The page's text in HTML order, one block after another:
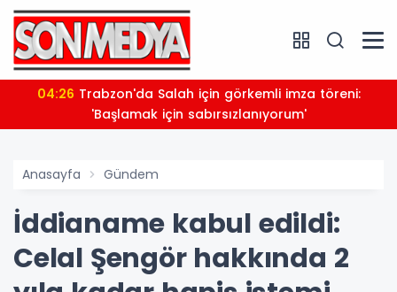
04:26
'Başlamak için sabırsızlanıyorum'
Anasayfa Gündem
İddianame kabul edildi:
Celal Şengör hakkında 2